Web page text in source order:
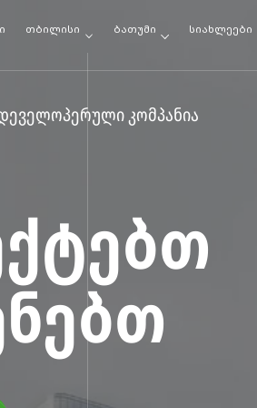
თბილისი ბათუმი სიახლეები
კომპანია